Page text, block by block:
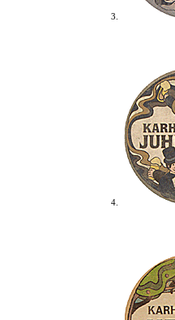
3.
4.